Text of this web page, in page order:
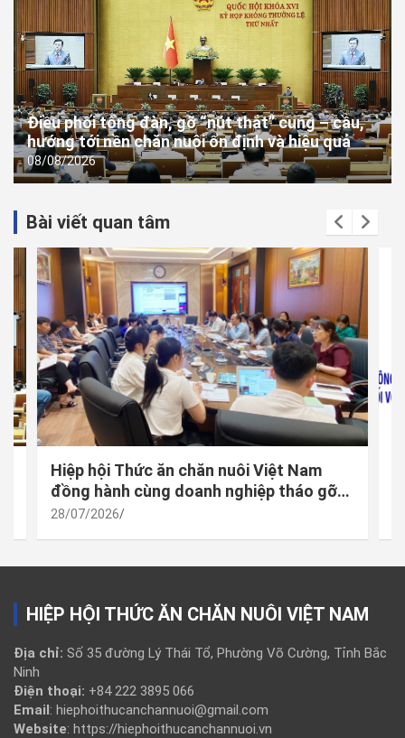
Điều phối tổng đàn, gỡ “nút thắt” cung – cầu,
hướng tới nền chăn nuôi ổn định và hiệu quả
08/08/2026
Bài viết quan tâm
Hiệp hội Thức ăn chăn nuôi Việt Nam
đồng hành cùng doanh nghiệp tháo gỡ
vướng mắc trong thực thi quy định mới
28/07/2026
HIỆP HỘI THỨC ĂN CHĂN NUÔI VIỆT NAM
Địa chỉ: Số 35 đường Lý Thái Tổ, Phường Võ Cường, Tỉnh Bắc
Ninh
Điện thoại: +84 222 3895 066
Email: hiephoithucanchannuoi@gmail.com
Website: https://hiephoithucanchannuoi.vn